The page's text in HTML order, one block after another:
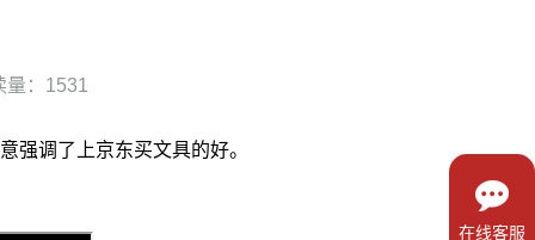
量：1531
强调了上京东买文具的好。
在线客服